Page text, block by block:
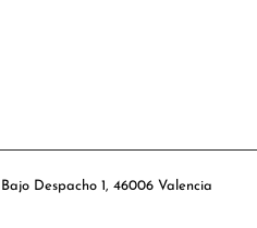
Despacho 1, 46006 Valencia